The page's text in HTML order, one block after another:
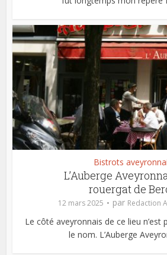
Bistrots
L’Auberge
rouergat de
12 mars 2025 par Redaction
Le côté aveyronnais de ce lieu n’est
le nom. L’Auberge